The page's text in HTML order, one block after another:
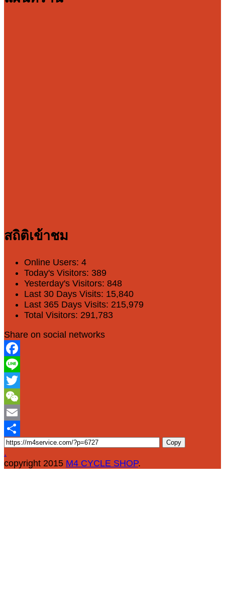
สถิติเข้าชม
Online Users: 4
Today's Visitors: 389
Yesterday's Visitors: 848
Last 30 Days Visits: 15,840
Last 365 Days Visits: 215,979
Total Visitors: 291,783
Share on social networks
Facebook
Line
Twitter
WeChat
Email
Share
Copy
.
copyright 2015 M4 CYCLE SHOP.